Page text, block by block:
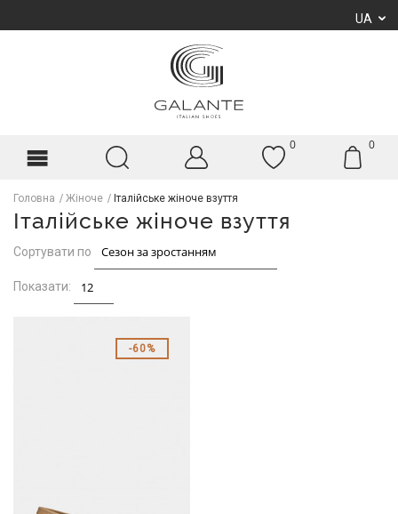
UA
0 0
Головна Жіноче Італійське жіноче взуття
Італійське жіноче взуття
Сортувати по
Показати:
60%